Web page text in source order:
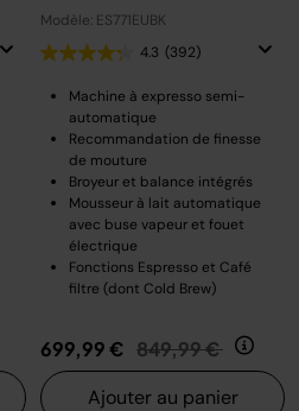
Modèle: ES771EUBK
4.3 (392)
Machine à expresso semi-
automatique
Recommandation de finesse
de mouture
Broyeur et balance intégrés
Mousseur à lait automatique
avec buse vapeur et fouet
électrique
Fonctions Espresso et Café
filtre (dont Cold Brew)
699,99 € Prix réduit de
849,99 € au
Ajouter au panier